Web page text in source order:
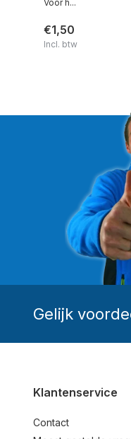
Voor h...
€1,50
Incl. btw
Gelijk
Klantenservice
Contact